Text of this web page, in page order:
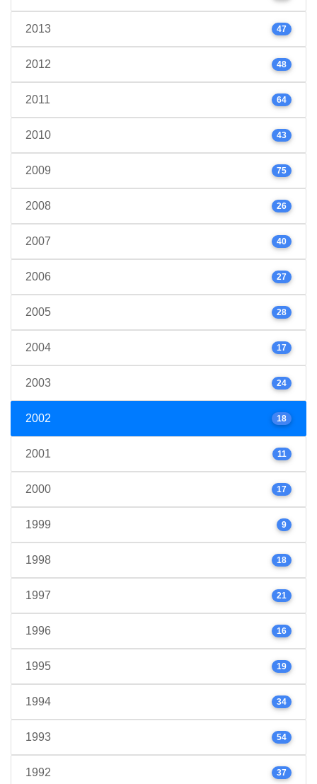
2013 47
2012 48
2011 64
2010 43
2009 75
2008 26
2007 40
2006 27
2005 28
2004 17
2003 24
2002 18
2001 11
2000 17
1999 9
1998 18
1997 21
1996 16
1995 19
1994 34
1993 54
1992 37